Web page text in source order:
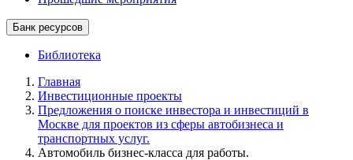
Банк ресурсов
Библиотека
Главная
Инвестиционные проекты
Предложения о поиске инвестора и инвестиций в
Москве для проектов из сферы автобизнеса и
транспортных услуг.
Автомобиль бизнес-класса для работы.